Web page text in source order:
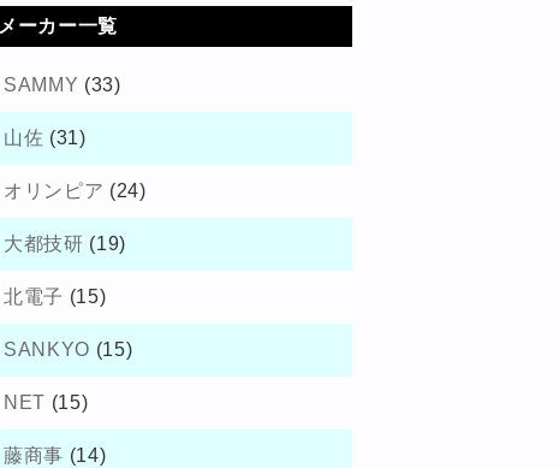
メーカー一覧
SAMMY (33)
山佐 (31)
オリンピア (24)
大都技研 (19)
北電子 (15)
SANKYO (15)
NET (15)
藤商事 (14)